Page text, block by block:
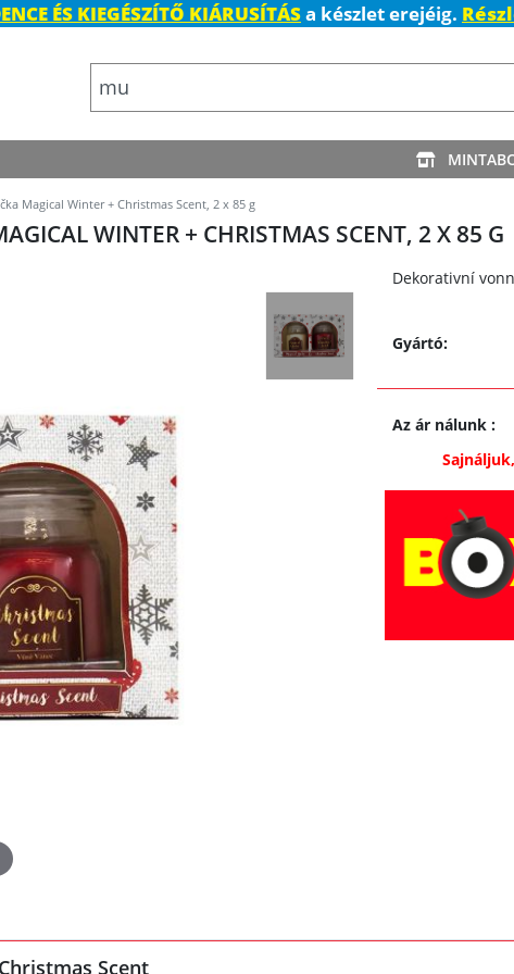
ÉS KIEGÉSZÍTŐ KIÁRUSÍTÁSa készlet erejéig.
Magical Winter + Christmas Scent, 2 x 85 g
WINTER + CHRISTMAS SCENT, 2 X 85 G
Dekorativní
Gyártó:
Az ár nálunk:
Scent